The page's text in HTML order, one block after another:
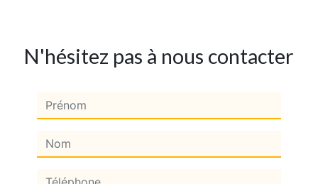
N'hésitez pas à nous contacter